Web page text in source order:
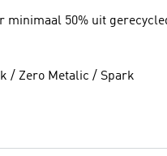
minimaal 50% uit
/ Zero Metalic / Spark